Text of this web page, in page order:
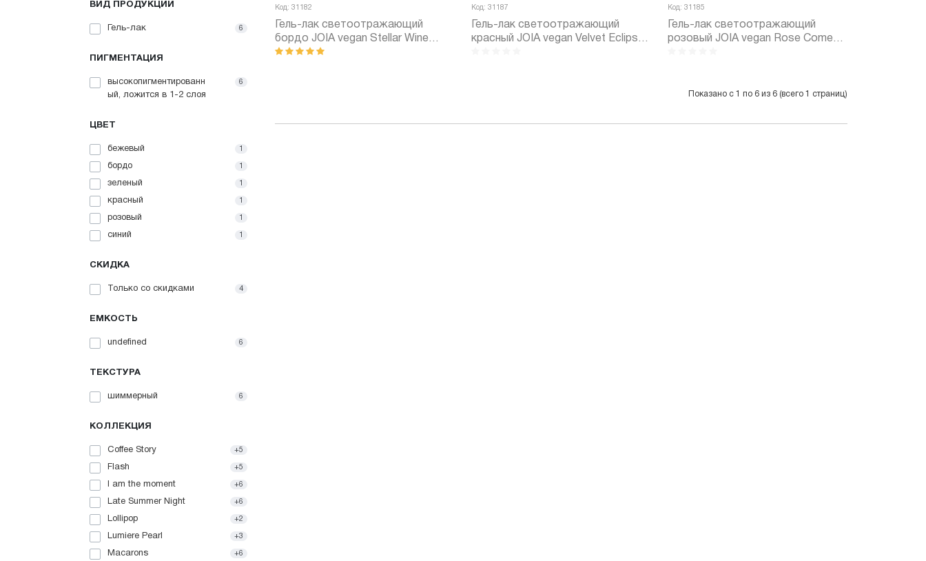
ВИД ПРОДУКЦИИ
Гель-лак 6
ПИГМЕНТАЦИЯ
высокопигментированн
ый, ложится в 1-2 слоя
6
ЦВЕТ
бежевый 1
бордо 1
зеленый 1
красный 1
розовый 1
синий 1
СКИДКА
Только со cкидками 4
ЕМКОСТЬ
undefined 6
ТЕКСТУРА
шиммерный 6
КОЛЛЕКЦИЯ
Coffee Story +5
Flash +5
I am the moment +6
Late Summer Night +6
Lollipop +2
Lumiere Pearl +3
Macarons +6
Код: 31182
Гель-лак светоотражающий
бордо JOIA vegan Stellar Wine
№06GP (6 мл)
Код: 31187
Гель-лак светоотражающий
красный JOIA vegan Velvet Eclipse
Код: 31185
Гель-лак светоотражающий
розовый JOIA vegan Rose Comet
Показано с 1 по 6 из 6 (всего 1 страниц)